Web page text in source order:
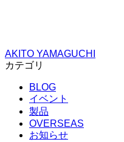
AKITO YAMAGUCHI
カテゴリ
BLOG
イベント
製品
OVERSEAS
お知らせ